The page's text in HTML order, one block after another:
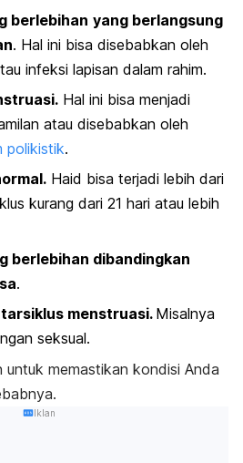
berlebihan yang berlangsung
. Hal ini bisa disebabkan oleh
infeksi lapisan dalam rahim.
Hal ini bisa menjadi
atau disebabkan oleh
polikistik.
Haid bisa terjadi lebih dari
kurang dari 21 hari atau lebih
berlebihan dibandingkan
.
menstruasi. Misalnya
seksual.
untuk memastikan kondisi Anda
Iklan